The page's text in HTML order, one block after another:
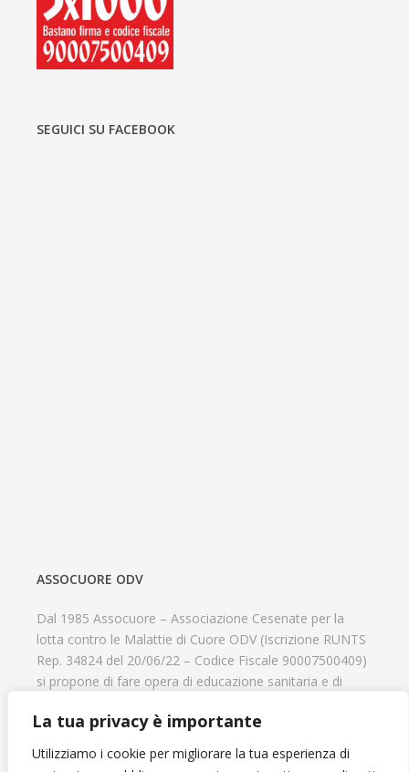
La tua privacy è importante
Utilizziamo i cookie per migliorare la tua esperienza di
SEGUICI SU FACEBOOK
ASSOCUORE ODV
Dal 1985 Assocuore – Associazione Cesenate per la
lotta contro le Malattie di Cuore ODV (Iscrizione RUNTS
Rep. 34824 del 20/06/22 – Codice Fiscale 90007500409)
si propone di fare opera di educazione sanitaria e di
psicofisico di tutti coloro che hanno un problema